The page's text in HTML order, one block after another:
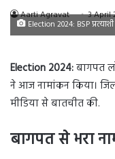
Aarti Agravat 3 April
Election 2024: BSP
Election 2024:बागपत
ने आज नामांकन किया।
मीडिया से बातचीत की.
बागपत से भरा